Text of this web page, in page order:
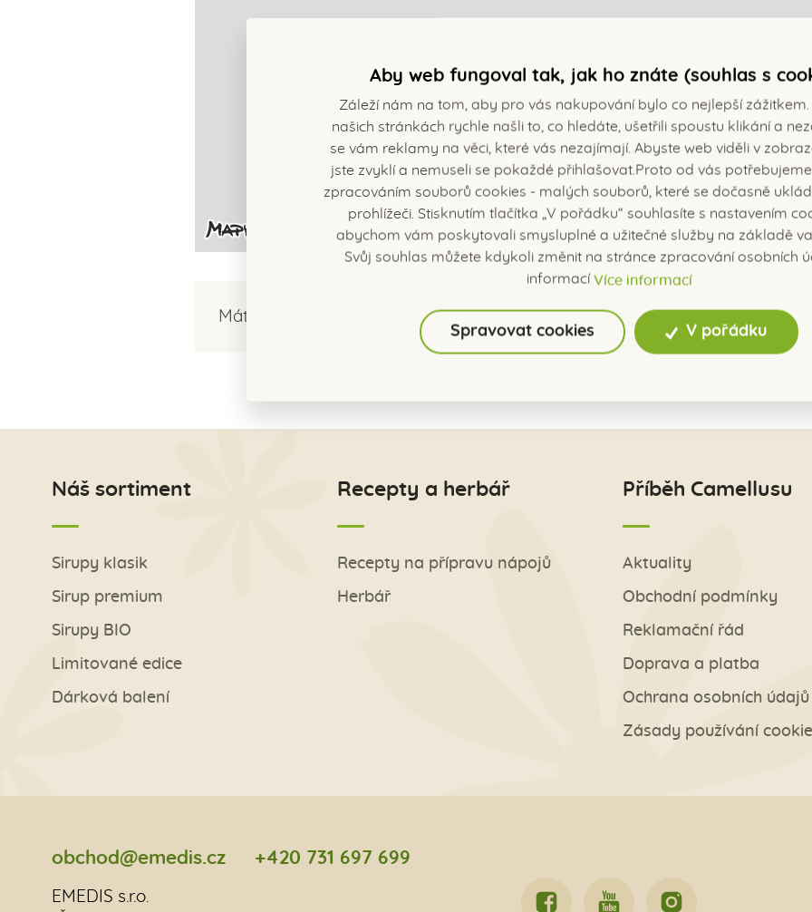
Máte nějaké dotazy? Kontaktujte nás.
Náš sortiment
Sirupy klasik
Sirup premium
Sirupy BIO
Limitované edice
Dárková balení
Recepty a herbář
Recepty na přípravu nápojů
Herbář
Příběh Camellusu
Aktuality
Obchodní podmínky
Reklamační řád
Doprava a platba
Ochrana osobních údajů
Zásady používání
obchod@emedis.cz +420 731 697 699
EMEDIS s.r.o.
Aby web fungoval tak, jak ho znáte (souhlas s
Záleží nám na tom, aby pro vás nakupování bylo co nejlepší zážitkem.
našich stránkách rychle našli to, co hledáte, ušetřili spoustu klikání a
se vám reklamy na věci, které vás nezajímají. Abyste web viděli v
jste zvyklí a nemuseli se pokaždé přihlašovat.Proto od vás
zpracováním souborů cookies - malých souborů, které se dočasně
prohlížeči. Stisknutím tlačítka „V pořádku“ souhlasíte s nastavením
abychom vám poskytovali smysluplné a užitečné služby na základě
Svůj souhlas můžete kdykoli změnit na stránce zpracování osobních
informacíVíce informací
Spravovat cookies V pořádku